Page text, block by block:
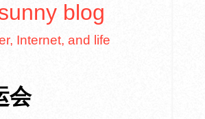
blog
Internet, and life
会